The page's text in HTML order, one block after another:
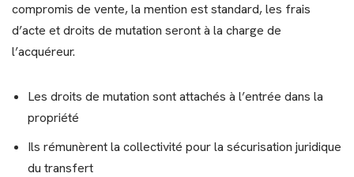
compromis de vente, la mention est standard, les frais
d’acte et droits de mutation seront à la charge de
l’acquéreur.
Les droits de mutation sont attachés à l’entrée dans la
propriété
Ils rémunèrent la collectivité pour la sécurisation juridique
du transfert